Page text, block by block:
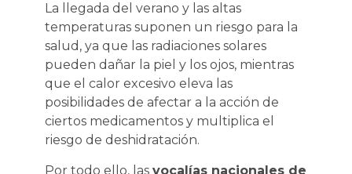
La llegada del verano y las altas
temperaturas suponen un riesgo para la
salud, ya que las radiaciones solares
pueden dañar la piel y los ojos, mientras
que el calor excesivo eleva las
posibilidades de afectar a la acción de
ciertos medicamentos y multiplica el
riesgo de deshidratación.
Por todo ello, las vocalías nacionales de